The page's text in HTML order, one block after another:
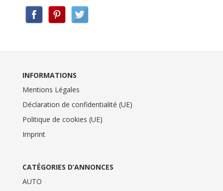
INFORMATIONS
Mentions Légales
Déclaration de confidentialité (UE)
Politique de cookies (UE)
Imprint
CATÉGORIES D’ANNONCES
AUTO